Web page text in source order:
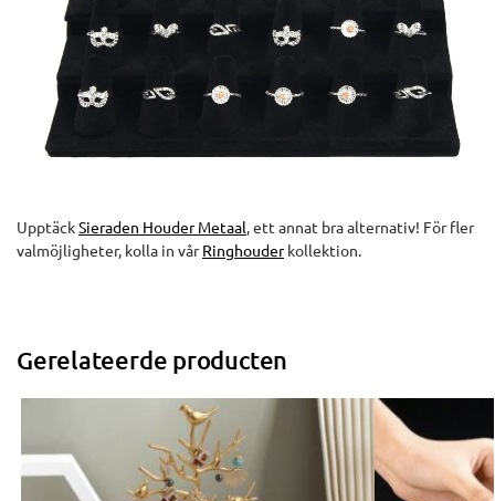
UpptäckSieraden Houder Metaal, ett annat bra alternativ! För fler
valmöjligheter, kolla in vårRinghouderkollektion.
Gerelateerde producten